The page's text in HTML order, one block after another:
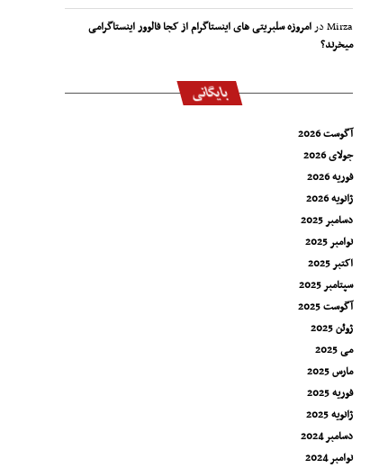
Mirzaدرامروزه سلبریتی های اینستاگرام از کجا فالوور اینستاگرامی
میخرند؟
بایگانی
آگوست 2026
جولای 2026
فوریه 2026
ژانویه 2026
دسامبر 2025
نوامبر 2025
اکتبر 2025
سپتامبر 2025
آگوست 2025
ژوئن 2025
می 2025
مارس 2025
فوریه 2025
ژانویه 2025
دسامبر 2024
نوامبر 2024